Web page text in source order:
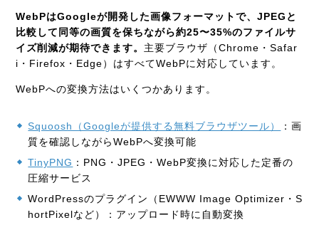
WebPはGoogleが開発した画像フォーマットで、JPEGと
比較して同等の画質を保ちながら約25〜35%のファイルサ
イズ削減が期待できます。 主要ブラウザ（Chrome・Safar
i・Firefox・Edge）はすべてWebPに対応しています。
WebPへの変換方法はいくつかあります。
Squoosh（Googleが提供する無料ブラウザツール）
：画
質を確認しながらWebPへ変換可能
TinyPNG ：PNG・JPEG・WebP変換に対応した定番の
圧縮サービス
WordPressのプラグイン（EWWW Image Optimizer・S
hortPixelなど）：アップロード時に自動変換